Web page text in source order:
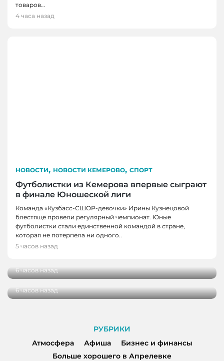
товаров…
4 часа назад
НОВОСТИ, НОВОСТИ КЕМЕРОВО, СПОРТ
Футболистки из Кемерова впервые сыграют
в финале Юношеской лиги
Команда «Кузбасс-СШОР-девочки» Ирины Кузнецовой
блестяще провели регулярный чемпионат. Юные
футболистки стали единственной командой в стране,
которая не потерпела ни одного..
5 часов назад
НОВОСТИ
В Кузбассе школы здоровья посетили более
6 часов назад
НОВОСТИ
поставки топлива для аграриев
6 часов назад
РУБРИКИ
Атмосфера
Афиша
Бизнес и финансы
Больше хорошего в Апрелевке